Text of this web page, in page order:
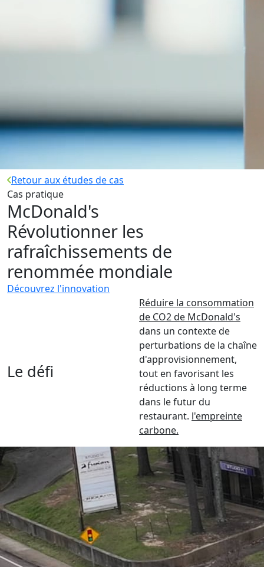
Retour aux études de cas
Cas pratique
McDonald's
Révolutionner les
rafraîchissements de
renommée mondiale
Découvrez l'innovation
Le défi
Réduire la consommation
de CO2 de McDonald's
dans un contexte de
perturbations de la chaîne
d'approvisionnement,
tout en favorisant les
réductions à long terme
dans le futur du
restaurant. l'empreinte
carbone.
Un centre communautaire qui répond
aux exigences modernes
McDonald's est un symbole mondial de service rapide
et de qualité constante, où les boissons comme Coca-
Cola sont la pierre angulaire de l'expérience client. À
Corinth, dans le Massachusetts, une franchise familiale
de McDonald's appartenant à Jeff et Tyler Gamble
prospère en tant que centre communautaire pour la